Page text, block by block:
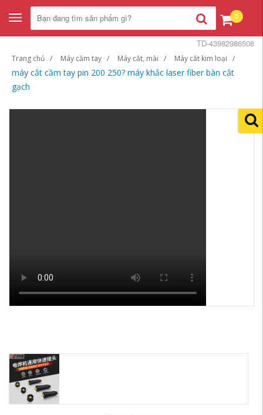
Toggle
navigation
0
Trang chủ Máy cầm tay Máy cắt, mài Máy cắt kim loại
máy cắt cầm tay pin 200 250? máy khắc laser fiber bàn cắt
gạch
TD-43982986508